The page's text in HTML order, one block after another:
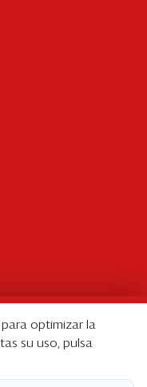
optimizar la
su uso, pulsa